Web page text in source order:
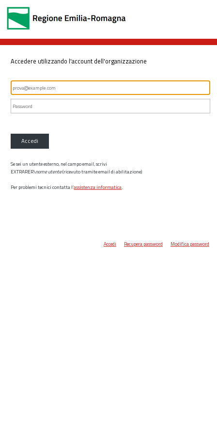
Accedere utilizzando l'account dell'organizzazione
Accedi
Se sei un utente esterno, nel campo email, scrivi
EXTRARER\nome utente(ricevuto tramite email di abilitazione)
Per problemi tecnici contatta l’assistenza informatica.
Accedi Recupera password Modifica password